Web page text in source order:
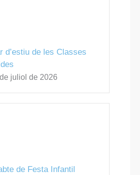
d’estiu de les Classes
juliol de 2026
de Festa Infantil